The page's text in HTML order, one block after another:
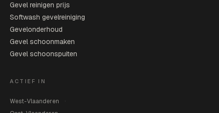
Gevel reinigen prijs
Softwash gevelreiniging
Gevelonderhoud
Gevel schoonmaken
Gevel schoonspuiten
ACTIEF IN
West-Vlaanderen